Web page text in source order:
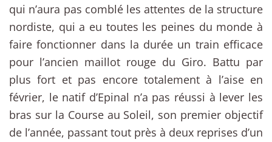
qui n’aura pas comblé les attentes de la structure
nordiste, qui a eu toutes les peines du monde à
faire fonctionner dans la durée un train efficace
pour l’ancien maillot rouge du Giro. Battu par
plus fort et pas encore totalement à l’aise en
février, le natif d’Epinal n’a pas réussi à lever les
bras sur la Course au Soleil, son premier objectif
de l’année, passant tout près à deux reprises d’un